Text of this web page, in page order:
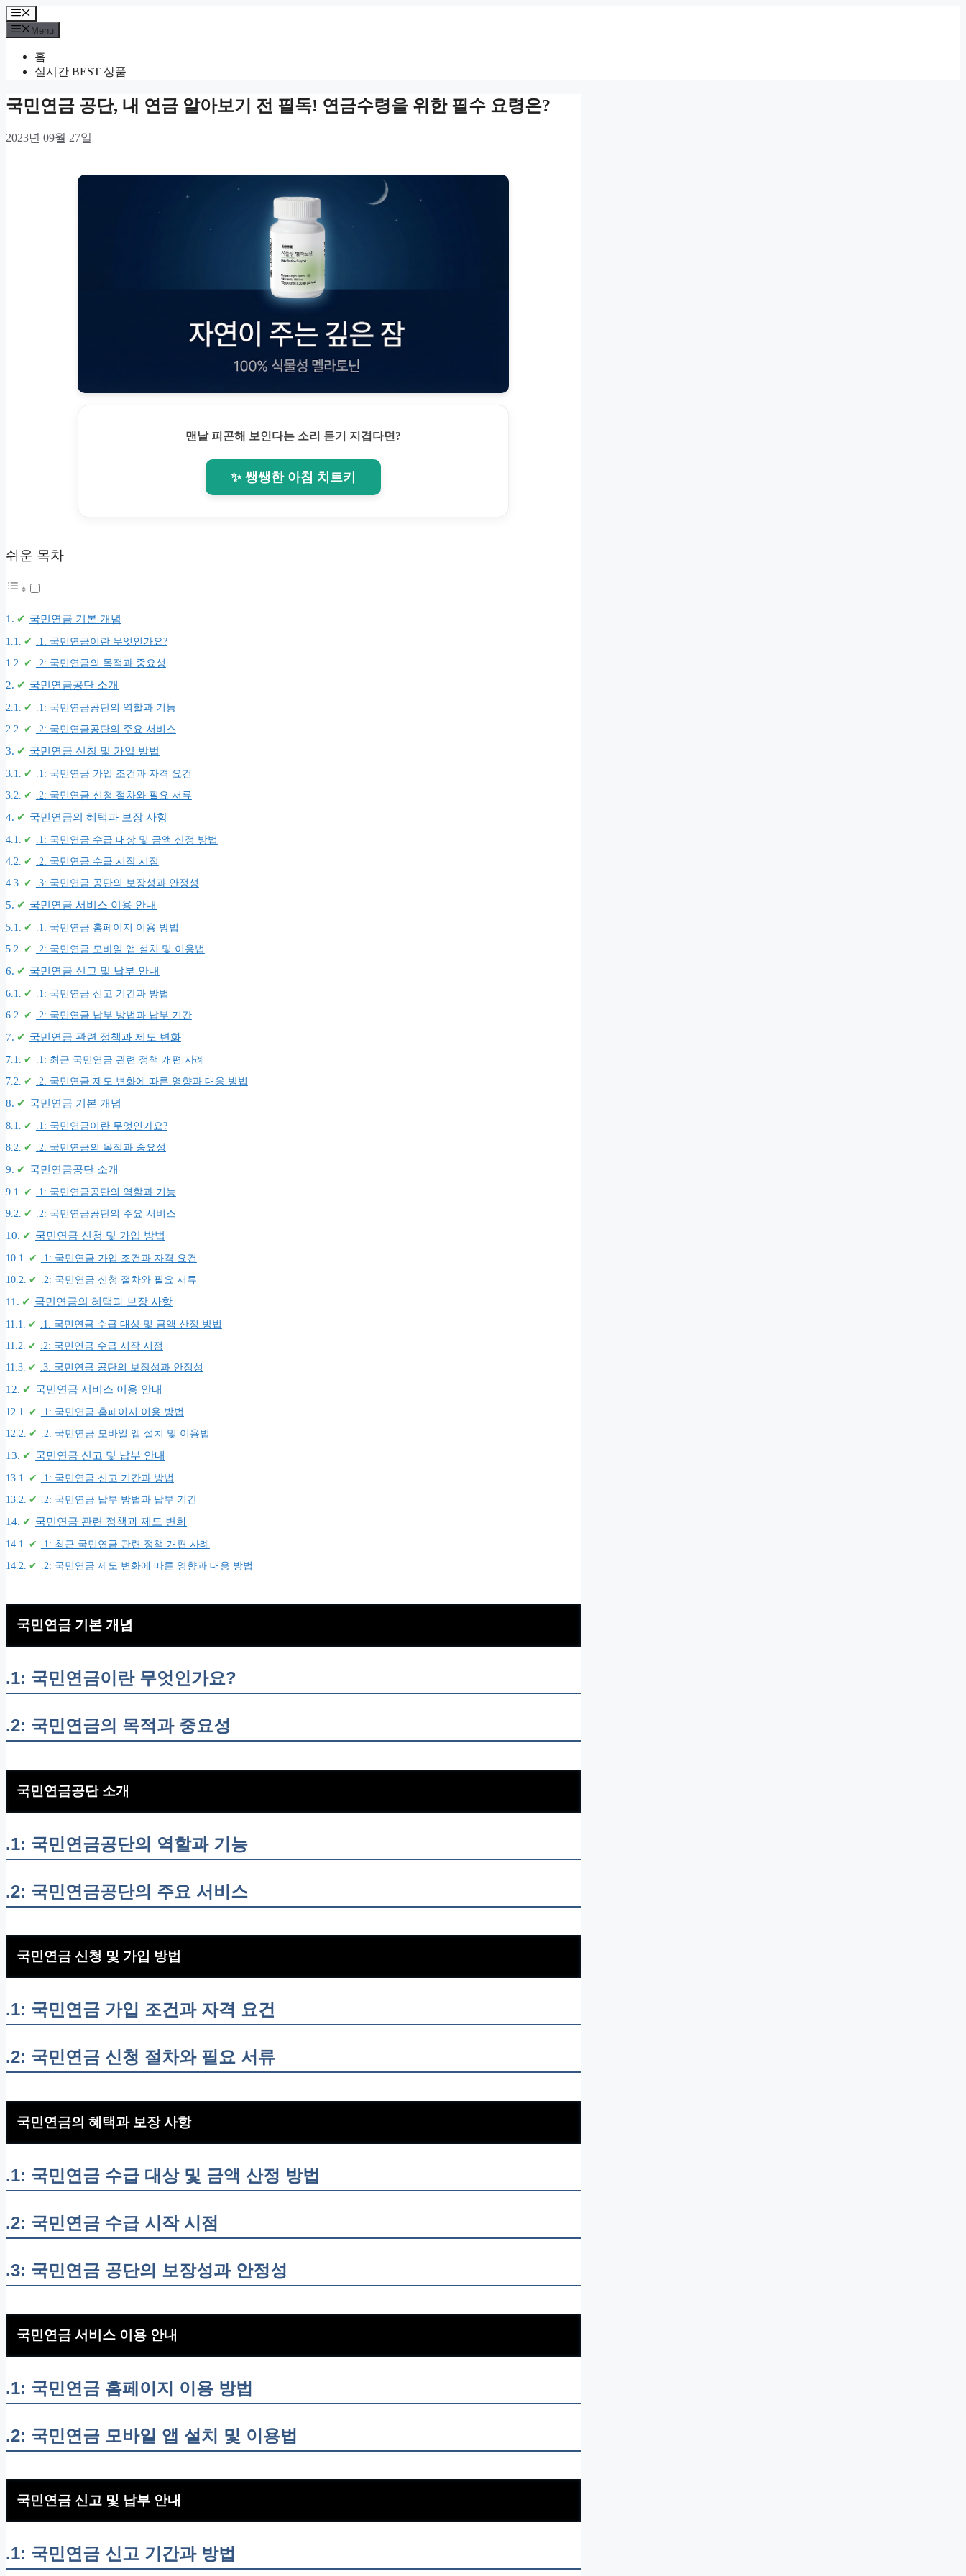
Skip
to
content
Menu
Menu
홈
실시간 BEST 상품
국민연금 공단, 내 연금 알아보기 전 필독! 연금수령을 위한 필수 요령은?
2023년 09월 27일
맨날 피곤해 보인다는 소리 듣기 지겹다면?
✨ 쌩쌩한 아침 치트키
쉬운 목차
국민연금 기본 개념
.1: 국민연금이란 무엇인가요?
.2: 국민연금의 목적과 중요성
국민연금공단 소개
.1: 국민연금공단의 역할과 기능
.2: 국민연금공단의 주요 서비스
국민연금 신청 및 가입 방법
.1: 국민연금 가입 조건과 자격 요건
.2: 국민연금 신청 절차와 필요 서류
국민연금의 혜택과 보장 사항
.1: 국민연금 수급 대상 및 금액 산정 방법
.2: 국민연금 수급 시작 시점
.3: 국민연금 공단의 보장성과 안정성
국민연금 서비스 이용 안내
.1: 국민연금 홈페이지 이용 방법
.2: 국민연금 모바일 앱 설치 및 이용법
국민연금 신고 및 납부 안내
.1: 국민연금 신고 기간과 방법
.2: 국민연금 납부 방법과 납부 기간
국민연금 관련 정책과 제도 변화
.1: 최근 국민연금 관련 정책 개편 사례
.2: 국민연금 제도 변화에 따른 영향과 대응 방법
국민연금 기본 개념
.1: 국민연금이란 무엇인가요?
.2: 국민연금의 목적과 중요성
국민연금공단 소개
.1: 국민연금공단의 역할과 기능
.2: 국민연금공단의 주요 서비스
국민연금 신청 및 가입 방법
.1: 국민연금 가입 조건과 자격 요건
.2: 국민연금 신청 절차와 필요 서류
국민연금의 혜택과 보장 사항
.1: 국민연금 수급 대상 및 금액 산정 방법
.2: 국민연금 수급 시작 시점
.3: 국민연금 공단의 보장성과 안정성
국민연금 서비스 이용 안내
.1: 국민연금 홈페이지 이용 방법
.2: 국민연금 모바일 앱 설치 및 이용법
국민연금 신고 및 납부 안내
.1: 국민연금 신고 기간과 방법
.2: 국민연금 납부 방법과 납부 기간
국민연금 관련 정책과 제도 변화
.1: 최근 국민연금 관련 정책 개편 사례
.2: 국민연금 제도 변화에 따른 영향과 대응 방법
국민연금 기본 개념
.1: 국민연금이란 무엇인가요?
.2: 국민연금의 목적과 중요성
국민연금공단 소개
.1: 국민연금공단의 역할과 기능
.2: 국민연금공단의 주요 서비스
국민연금 신청 및 가입 방법
.1: 국민연금 가입 조건과 자격 요건
.2: 국민연금 신청 절차와 필요 서류
국민연금의 혜택과 보장 사항
.1: 국민연금 수급 대상 및 금액 산정 방법
.2: 국민연금 수급 시작 시점
.3: 국민연금 공단의 보장성과 안정성
국민연금 서비스 이용 안내
.1: 국민연금 홈페이지 이용 방법
.2: 국민연금 모바일 앱 설치 및 이용법
국민연금 신고 및 납부 안내
.1: 국민연금 신고 기간과 방법